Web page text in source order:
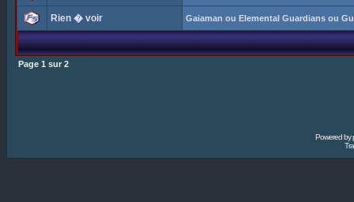
Rien � voir Gaiaman ou Elemental Guardians ou
Page 1 sur 2
Powered by